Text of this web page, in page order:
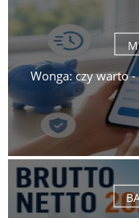
Wonga: czy warto